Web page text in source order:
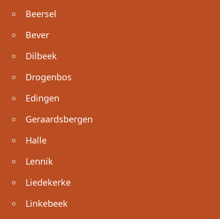
Beersel
Bever
Dilbeek
Drogenbos
Edingen
Geraardsbergen
Halle
Lennik
Liedekerke
Linkebeek